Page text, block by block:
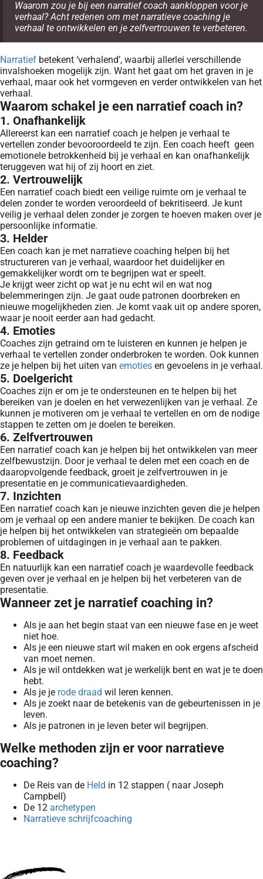
Waarom zou je bij een narratief coach aankloppen voor je
verhaal? Acht redenen om met narratieve coaching je
verhaal te ontwikkelen en je zelfvertrouwen te verbeteren.
Narratief betekent ‘verhalend’, waarbij allerlei verschillende
invalshoeken mogelijk zijn. Want het gaat om het graven in je
verhaal, maar ook het vormgeven en verder ontwikkelen van het
verhaal.
Waarom schakel je een narratief coach in?
1. Onafhankelijk
Allereerst kan een narratief coach je helpen je verhaal te
vertellen zonder bevooroordeeld te zijn. Een coach heeft geen
emotionele betrokkenheid bij je verhaal en kan onafhankelijk
teruggeven wat hij of zij hoort en ziet.
2. Vertrouwelijk
Een narratief coach biedt een veilige ruimte om je verhaal te
delen zonder te worden veroordeeld of bekritiseerd. Je kunt
veilig je verhaal delen zonder je zorgen te hoeven maken over je
persoonlijke informatie.
3. Helder
Een coach kan je met narratieve coaching helpen bij het
structureren van je verhaal, waardoor het duidelijker en
gemakkelijker wordt om te begrijpen wat er speelt.
Je krijgt weer zicht op wat je nu echt wil en wat nog
belemmeringen zijn. Je gaat oude patronen doorbreken en
nieuwe mogelijkheden zien. Je komt vaak uit op andere sporen,
waar je nooit eerder aan had gedacht.
4. Emoties
Coaches zijn getraind om te luisteren en kunnen je helpen je
verhaal te vertellen zonder onderbroken te worden. Ook kunnen
ze je helpen bij het uiten van emoties en gevoelens in je verhaal.
5. Doelgericht
Coaches zijn er om je te ondersteunen en te helpen bij het
bereiken van je doelen en het verwezenlijken van je verhaal. Ze
kunnen je motiveren om je verhaal te vertellen en om de nodige
stappen te zetten om je doelen te bereiken.
6. Zelfvertrouwen
Een narratief coach kan je helpen bij het ontwikkelen van meer
zelfbewustzijn. Door je verhaal te delen met een coach en de
daaropvolgende feedback, groeit je zelfvertrouwen in je
presentatie en je communicatievaardigheden.
7. Inzichten
Een narratief coach kan je nieuwe inzichten geven die je helpen
om je verhaal op een andere manier te bekijken. De coach kan
je helpen bij het ontwikkelen van strategieën om bepaalde
problemen of uitdagingen in je verhaal aan te pakken.
8. Feedback
En natuurlijk kan een narratief coach je waardevolle feedback
geven over je verhaal en je helpen bij het verbeteren van de
presentatie.
Wanneer zet je narratief coaching in?
Als je aan het begin staat van een nieuwe fase en je weet
niet hoe.
Als je een nieuwe start wil maken en ook ergens afscheid
van moet nemen.
Als je wil ontdekken wat je werkelijk bent en wat je te doen
hebt.
Als je je rode draad wil leren kennen.
Als je zoekt naar de betekenis van de gebeurtenissen in je
leven.
Als je patronen in je leven beter wil begrijpen.
Welke methoden zijn er voor narratieve
coaching?
De Reis van de Held in 12 stappen ( naar Joseph
Campbell)
De 12 archetypen
Narratieve schrijfcoaching